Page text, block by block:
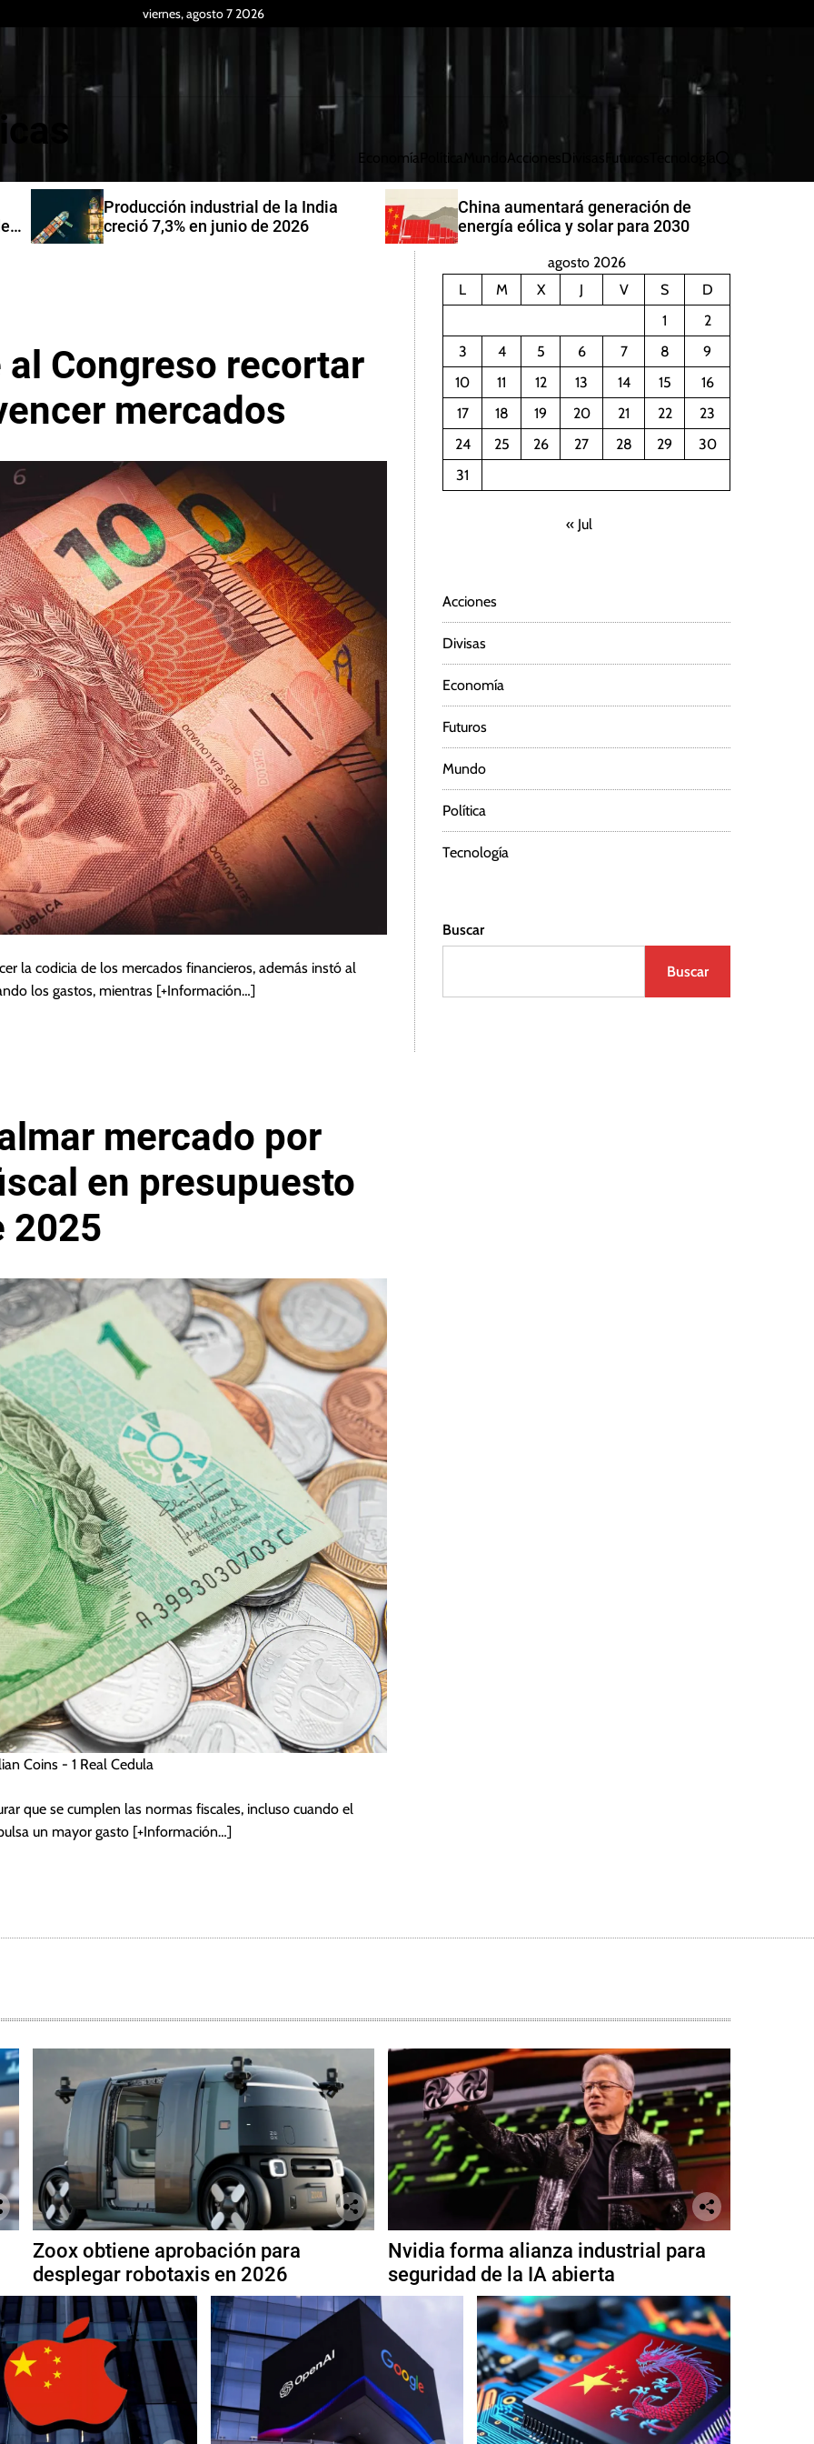
viernes, agosto 7 2026
Economía Política Acciones Divisas Futuros Tecnología
u
Producción industrial de la India
creció 7,3% en junio de 2026
China aumentará generación de
energía eólica y solar para 2030
Congreso recortar
mercados
la codicia de los mercados financieros, además instó al
los gastos, mientras [+Información…]
mercado por
en presupuesto
2025
Coins - 1 Real Cedula
que se cumplen las normas fiscales, incluso cuando el
un mayor gasto [+Información…]
agosto 2026
L
M X J V S
D
1
2
3
4 5 6 7 8
9
10
11 12 13 14 15
16
17
18 19 20 21 22
23
24
25 26 27 28 29
30
31
« Jul
Acciones
Divisas
Economía
Futuros
Mundo
Política
Tecnología
Buscar
Buscar
Zoox obtiene aprobación para
desplegar robotaxis en 2026
Nvidia forma alianza industrial para
seguridad de la IA abierta